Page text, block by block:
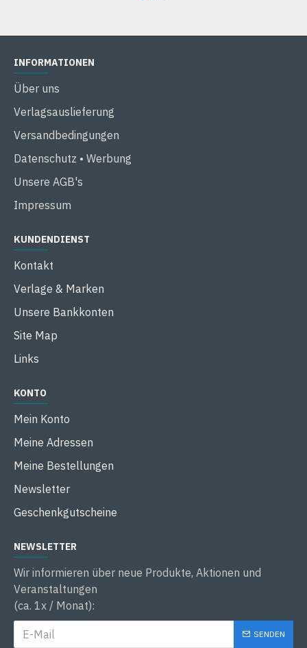
INFORMATIONEN
Über uns
Verlagsauslieferung
Versandbedingungen
Datenschutz • Werbung
Unsere AGB's
Impressum
KUNDENDIENST
Kontakt
Verlage & Marken
Unsere Bankkonten
Site Map
Links
KONTO
Mein Konto
Meine Adressen
Meine Bestellungen
Newsletter
Geschenkgutscheine
NEWSLETTER
Wir informieren über neue Produkte, Aktionen und
Veranstaltungen
(ca. 1x / Monat):
SENDEN